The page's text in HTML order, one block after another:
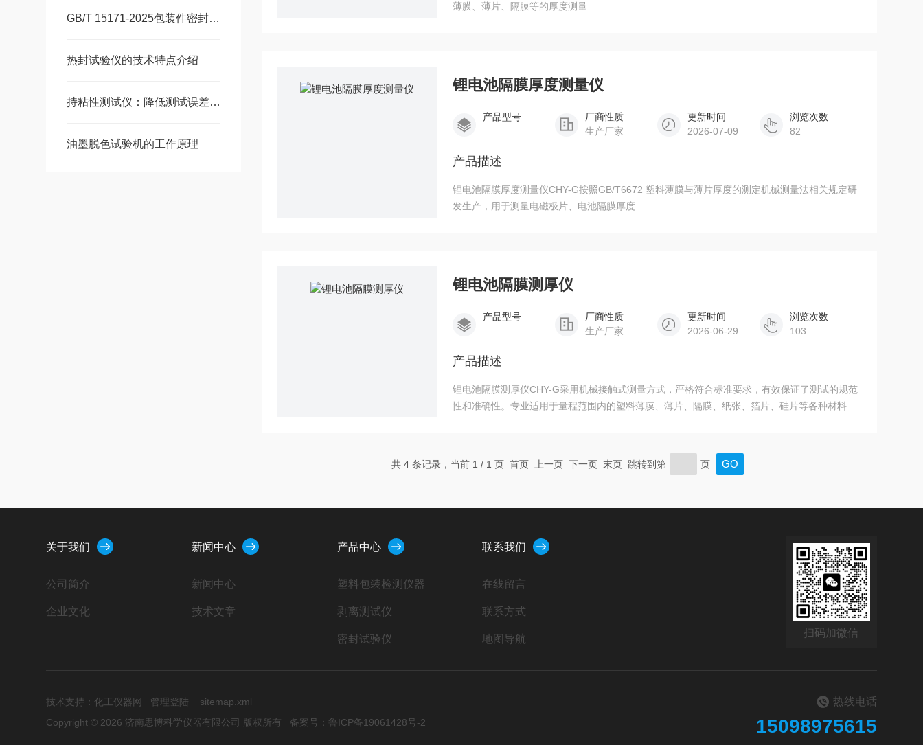
GB/T 15171-2025包装件密封性能试验方法于2026年2月1日正式实施
热封试验仪的技术特点介绍
持粘性测试仪：降低测试误差，保障粘胶产品质量稳定
油墨脱色试验机的工作原理
薄膜、薄片、隔膜等的厚度测量
锂电池隔膜厚度测量仪
产品型号
厂商性质
生产厂家
更新时间
2026-07-09
浏览次数
82
产品描述
锂电池隔膜厚度测量仪CHY-G按照GB/T6672 塑料薄膜与薄片厚度的测定机械测量法相关规定研
发生产，用于测量电磁极片、电池隔膜厚度
锂电池隔膜测厚仪
产品型号
厂商性质
生产厂家
更新时间
2026-06-29
浏览次数
103
产品描述
锂电池隔膜测厚仪CHY-G采用机械接触式测量方式，严格符合标准要求，有效保证了测试的规范
性和准确性。专业适用于量程范围内的塑料薄膜、薄片、隔膜、纸张、箔片、硅片等各种材料的
共 4 条记录，当前 1 / 1 页 首页 上一页 下一页 末页 跳转到第 页
关于我们
公司简介
企业文化
新闻中心
新闻中心
技术文章
产品中心
塑料包装检测仪器
剥离测试仪
密封试验仪
摩擦系数仪
联系我们
在线留言
联系方式
地图导航
扫码加微信
技术支持： 化工仪器网 管理登陆
sitemap.xml
Copyright © 2026 济南思博科学仪器有限公司 版权所有 备案号：鲁ICP备19061428号-2
热线电话
15098975615